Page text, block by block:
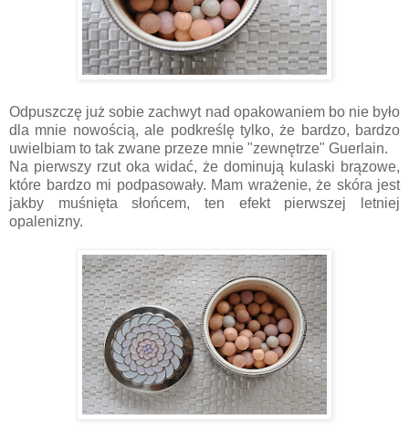
Odpuszczę już sobie zachwyt nad opakowaniem bo nie było
dla mnie nowością, ale podkreślę tylko, że bardzo, bardzo
uwielbiam to tak zwane przeze mnie "zewnętrze" Guerlain.
Na pierwszy rzut oka widać, że dominują kulaski brązowe,
które bardzo mi podpasowały. Mam wrażenie, że skóra jest
jakby muśnięta słońcem, ten efekt pierwszej letniej
opalenizny.